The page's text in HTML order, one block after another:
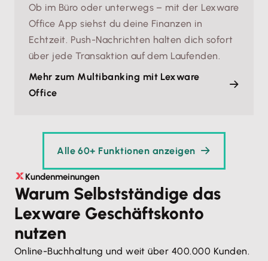
Ob im Büro oder unterwegs – mit der Lexware
Office App siehst du deine Finanzen in
Echtzeit. Push-Nachrichten halten dich sofort
über jede Transaktion auf dem Laufenden.
Mehr zum Multibanking mit Lexware
Office
Alle 60+ Funktionen anzeigen
Kundenmeinungen
Warum Selbst­stän­di­ge das
Lexware Geschäftskonto
nutzen
Online-Buchhaltung und weit über 400.000 Kunden.